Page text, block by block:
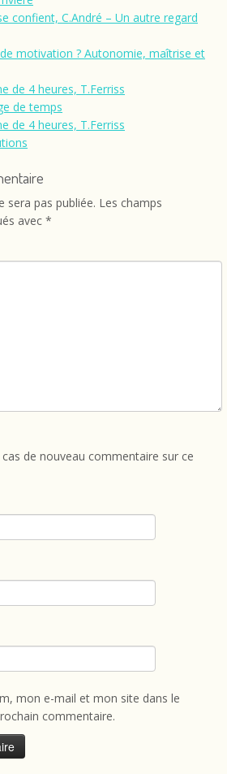
confient, C.André – Un autre regard
motivation ? Autonomie, maîtrise et
de 4 heures, T.Ferriss
de temps
de 4 heures, T.Ferriss
sera pas publiée. Les champs
avec *
de nouveau commentaire sur ce
mon e-mail et mon site dans le
commentaire.